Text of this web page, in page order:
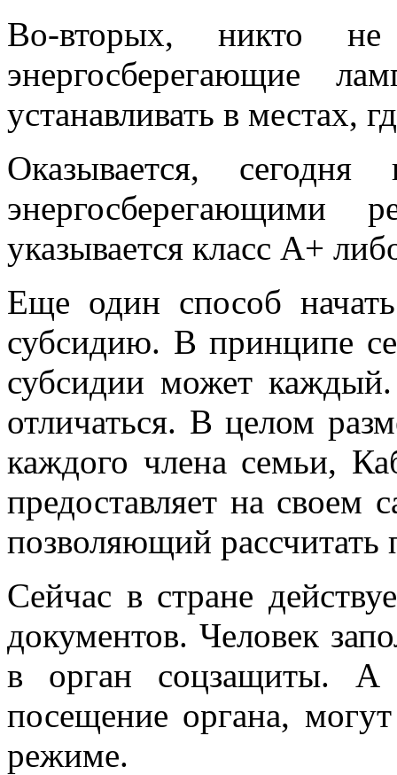
Во-вторых, никто
энергосберегающие
устанавливать в местах,
Оказывается,
указывается класс А+
Еще один способ
субсидию. В принципе
субсидии может
отличаться. В целом
каждого члена семьи,
предоставляет на своем
позволяющий
Сейчас в стране
документов. Человек
в орган соцзащиты.
посещение органа,
режиме.